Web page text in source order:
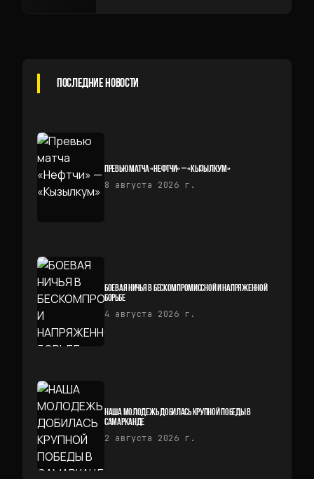
ПОСЛЕДНИЕ НОВОСТИ
ПРЕВЬЮ МАТЧА «НЕФТЧИ» — «КЫЗЫЛКУМ»
8 августа 2026 г.
БОЕВАЯ НИЧЬЯ В БЕСКОМПРОМИССНОЙ И НАПРЯЖЕННОЙ
БОРЬБЕ
4 августа 2026 г.
НАША МОЛОДЕЖЬ ДОБИЛАСЬ КРУПНОЙ ПОБЕДЫ В
САМАРКАНДЕ
2 августа 2026 г.